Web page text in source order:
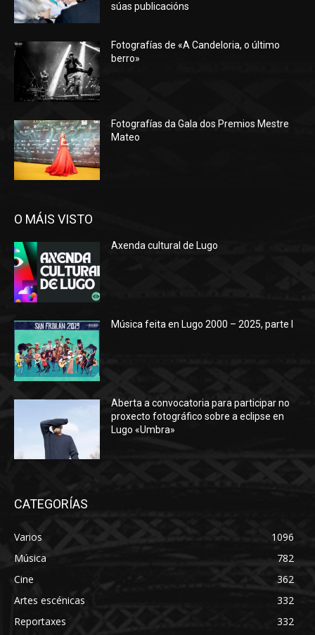
súas publicacións
Fotografías de «A Candeloria, o último
berro»
Fotografías da Gala dos Premios Mestre
Mateo
O MÁIS VISTO
Axenda cultural de Lugo
Música feita en Lugo 2000 – 2025, parte I
Aberta a convocatoria para participar no
proxecto fotográfico sobre a eclipse en
Lugo «Umbra»
CATEGORÍAS
Varios
1096
Música
782
Cine
362
Artes escénicas
332
Reportaxes
332